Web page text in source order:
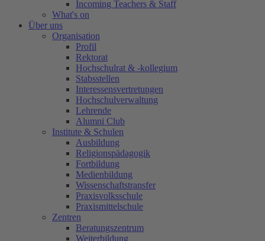
Incoming Teachers & Staff
What's on
Über uns
Organisation
Profil
Rektorat
Hochschulrat & -kollegium
Stabsstellen
Interessensvertretungen
Hochschulverwaltung
Lehrende
Alumni Club
Institute & Schulen
Ausbildung
Religionspädagogik
Fortbildung
Medienbildung
Wissenschaftstransfer
Praxisvolksschule
Praxismittelschule
Zentren
Beratungszentrum
Weiterbildung